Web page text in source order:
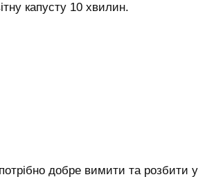
капусту 10 хвилин.
добре вимити та розбити у